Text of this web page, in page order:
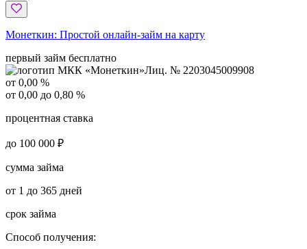
Монеткин: Простой онлайн-займ на карту
первый займ бесплатно
Лиц. № 2203045009908
от 0,00 %
от 0,00 до 0,80 %
процентная ставка
до 100 000 ₽
сумма займа
от 1 до 365 дней
срок займа
Способ получения: